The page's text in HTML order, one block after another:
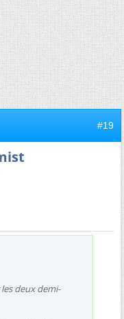
#19
deux demi-